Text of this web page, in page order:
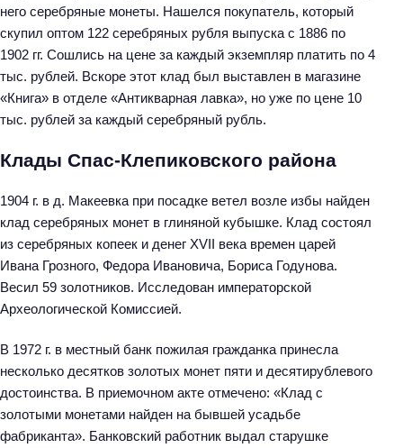
него серебряные монеты. Нашелся покупатель, который
скупил оптом 122 серебряных рубля выпуска с 1886 по
1902 гг. Сошлись на цене за каждый экземпляр платить по 4
тыс. рублей. Вскоре этот клад был выставлен в магазине
«Книга» в отделе «Антикварная лавка», но уже по цене 10
тыс. рублей за каждый серебряный рубль.
Клады Спас-Клепиковского района
1904 г. в д. Макеевка при посадке ветел возле избы найден
клад серебряных монет в глиняной кубышке. Клад состоял
из серебряных копеек и денег XVII века времен царей
Ивана Грозного, Федора Ивановича, Бориса Годунова.
Весил 59 золотников. Исследован императорской
Археологической Комиссией.
В 1972 г. в местный банк пожилая гражданка принесла
несколько десятков золотых монет пяти и десятирублевого
достоинства. В приемочном акте отмечено: «Клад с
золотыми монетами найден на бывшей усадьбе
фабриканта». Банковский работник выдал старушке